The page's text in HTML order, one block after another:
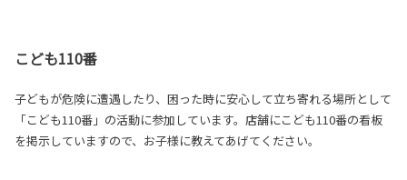
こども110番
子どもが危険に遭遇したり、困った時に安心して立ち寄れる場所として
「こども110番」の活動に参加しています。店舗にこども110番の看板
を掲示していますので、お子様に教えてあげてください。